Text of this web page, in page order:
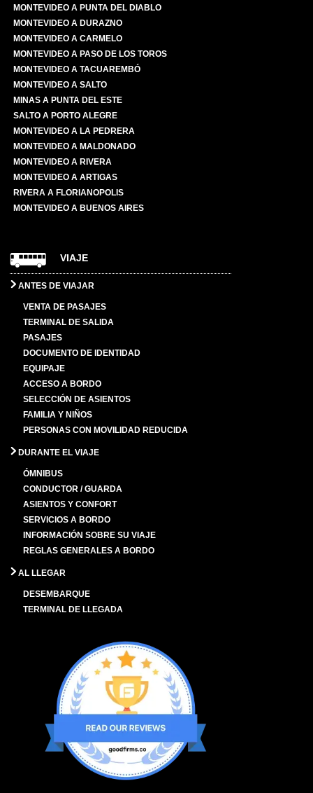
MONTEVIDEO A PUNTA DEL DIABLO
MONTEVIDEO A DURAZNO
MONTEVIDEO A CARMELO
MONTEVIDEO A PASO DE LOS TOROS
MONTEVIDEO A TACUAREMBÓ
MONTEVIDEO A SALTO
MINAS A PUNTA DEL ESTE
SALTO A PORTO ALEGRE
MONTEVIDEO A LA PEDRERA
MONTEVIDEO A MALDONADO
MONTEVIDEO A RIVERA
MONTEVIDEO A ARTIGAS
RIVERA A FLORIANOPOLIS
MONTEVIDEO A BUENOS AIRES
VIAJE
ANTES DE VIAJAR
VENTA DE PASAJES
TERMINAL DE SALIDA
PASAJES
DOCUMENTO DE IDENTIDAD
EQUIPAJE
ACCESO A BORDO
SELECCIÓN DE ASIENTOS
FAMILIA Y NIÑOS
PERSONAS CON MOVILIDAD REDUCIDA
DURANTE EL VIAJE
ÓMNIBUS
CONDUCTOR / GUARDA
ASIENTOS Y CONFORT
SERVICIOS A BORDO
INFORMACIÓN SOBRE SU VIAJE
REGLAS GENERALES A BORDO
AL LLEGAR
DESEMBARQUE
TERMINAL DE LLEGADA